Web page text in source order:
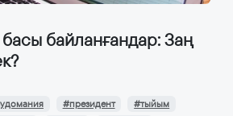
байланғандар: Заң
#президент
#тыйым